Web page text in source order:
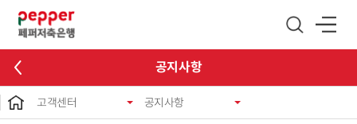
공지사항
고객센터 공지사항